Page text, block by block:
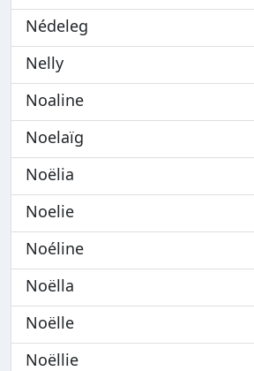
Nédeleg
Nelly
Noaline
Noelaïg
Noëlia
Noelie
Noéline
Noëlla
Noëlle
Noëllie